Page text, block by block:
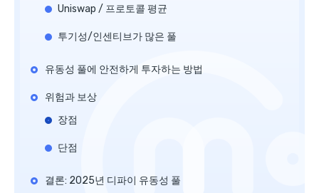
Uniswap / 프로토콜 평균
투기성/인센티브가 많은 풀
유동성 풀에 안전하게 투자하는 방법
위험과 보상
장점
단점
결론: 2025년 디파이 유동성 풀